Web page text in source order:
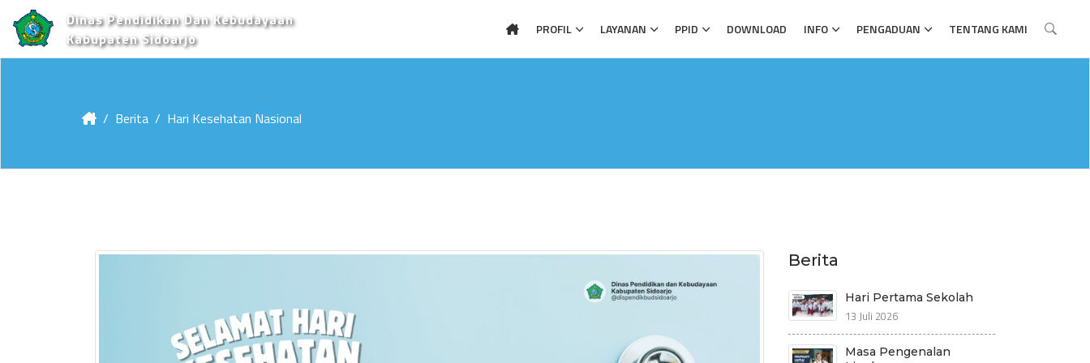
Dinas Pendidikan Dan Kebudayaan
Kabupaten Sidoarjo
PROFIL LAYANAN PPID DOWNLOAD INFO PENGADUAN TENTANG KAMI
Berita Hari Kesehatan Nasional
Berita
Hari Pertama Sekolah
13 Juli 2026
Masa Pengenalan